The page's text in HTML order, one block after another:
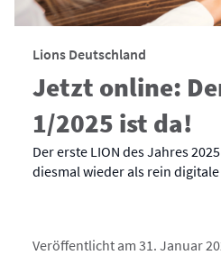
Lions Deutschland
Jetzt online:
1/2025 ist da!
Der erste LION des Jahres
diesmal wieder als rein
Veröffentlicht am 31. Januar